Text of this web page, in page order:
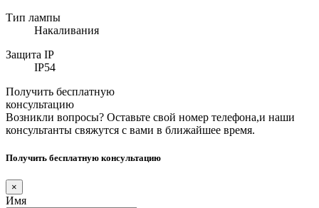
Тип лампы
Накаливания
Защита IP
IP54
Получить бесплатную
консультацию
Возникли вопросы? Оставьте свой номер телефона,и наши
консультанты свяжутся с вами в ближайшее время.
Получить бесплатную консультацию
×
Имя